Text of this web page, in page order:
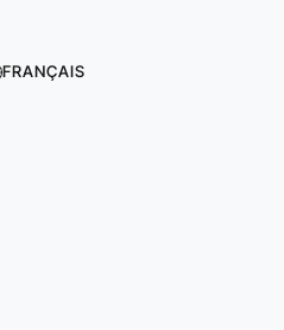
FRANÇAIS